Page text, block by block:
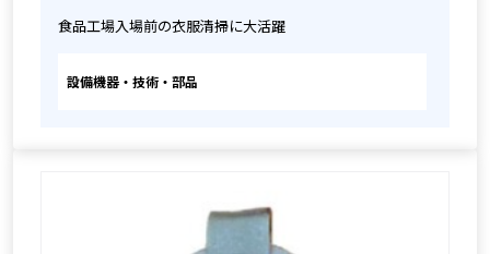
食品工場入場前の衣服清掃に大活躍
設備機器・技術・部品